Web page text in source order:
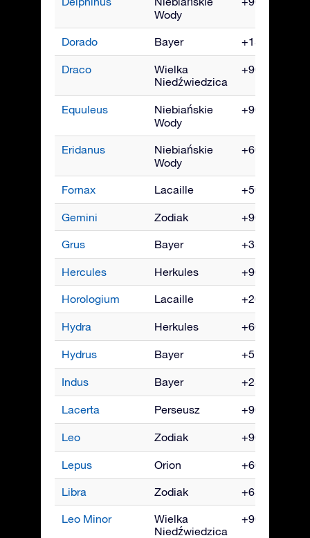
Wody
Dorado Bayer +15° do -90°
Draco
Wielka
Niedźwiedzica
+90° do -15°
Equuleus
Niebiańskie
Wody
+90° do -70°
Eridanus
Niebiańskie
Wody
+60° do -90°
Fornax Lacaille +50° do -90°
Gemini Zodiak +90° do -60°
Grus Bayer +35° do -90°
Hercules Herkules +90° do -50°
Horologium Lacaille +20° do -90°
Hydra Herkules +60° do -90°
Hydrus Bayer +5° do -90°
Indus Bayer +25° do -90°
Lacerta Perseusz +90° do -35°
Leo Zodiak +90° do -65°
Lepus Orion +60° do -90°
Libra Zodiak +65° do -90°
Leo Minor
Wielka
Niedźwiedzica
+90° do -45°